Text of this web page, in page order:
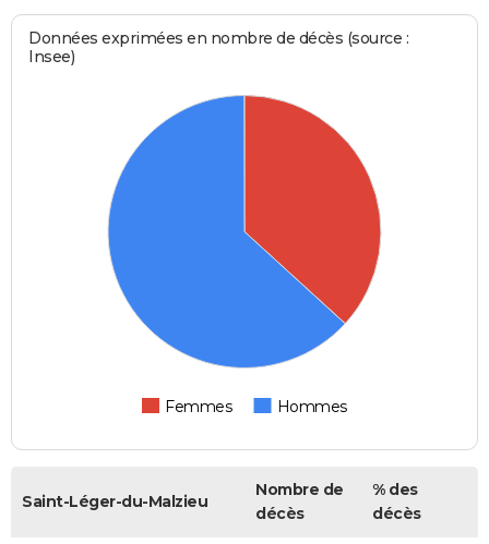
Données exprimées en nombre de décès (source :
Insee)
Femmes Hommes
Saint-Léger-du-Malzieu
Nombre de
décès
% des
décès